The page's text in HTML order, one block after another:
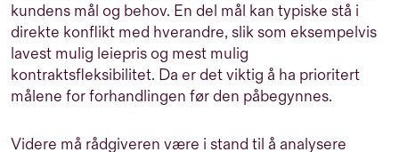
kundens mål og behov. En del mål kan typiske stå i
direkte konflikt med hverandre, slik som eksempelvis
lavest mulig leiepris og mest mulig
kontraktsfleksibilitet. Da er det viktig å ha prioritert
målene for forhandlingen før den påbegynnes.
Videre må rådgiveren være i stand til å analysere